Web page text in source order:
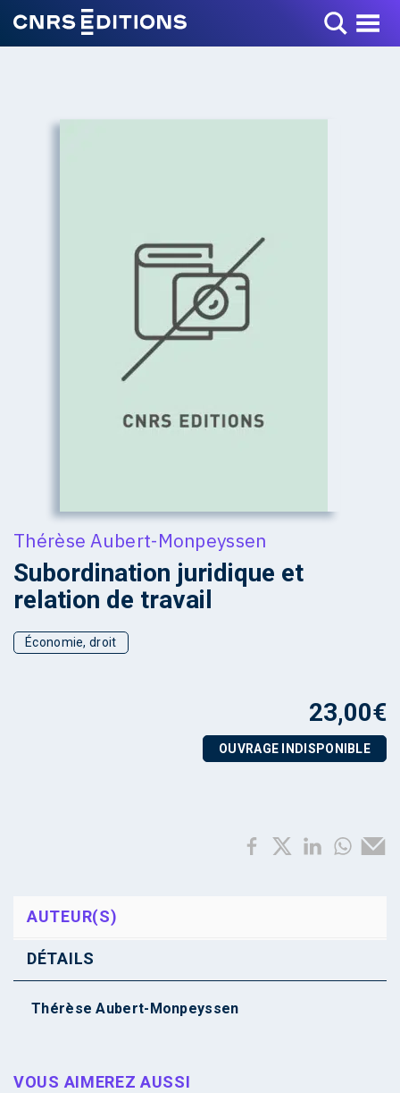
Toggle Menu
Thérèse Aubert-Monpeyssen
Subordination juridique et
relation de travail
Économie, droit
23,00€
OUVRAGE INDISPONIBLE
AUTEUR(S)
DÉTAILS
Thérèse Aubert-Monpeyssen
VOUS AIMEREZ AUSSI